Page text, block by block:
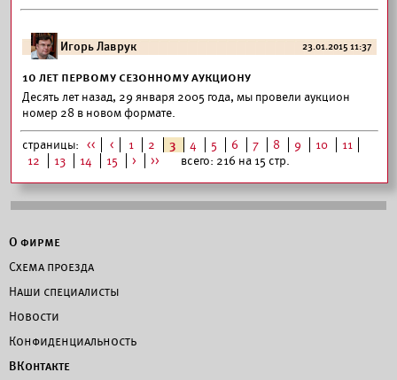
Игорь Лаврук 23.01.2015 11:37
10 лет первому сезонному аукциону
Десять лет назад, 29 января 2005 года, мы провели аукцион
номер 28 в новом формате.
страницы: << < 1 2 3 4 5 6 7 8 9 10
11
12
13 14 15 > >> всего: 216 на 15 стр.
О фирме
Схема проезда
Наши специалисты
Новости
Конфиденциальность
ВКонтакте